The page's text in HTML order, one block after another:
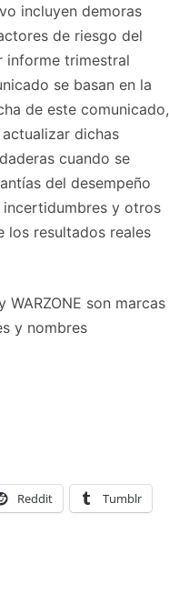
incluyen demoras
de riesgo del
informe trimestral
se basan en la
de este comunicado,
dichas
cuando se
del desempeño
y otros
los resultados reales
WARZONE son marcas
y nombres
Reddit Tumblr